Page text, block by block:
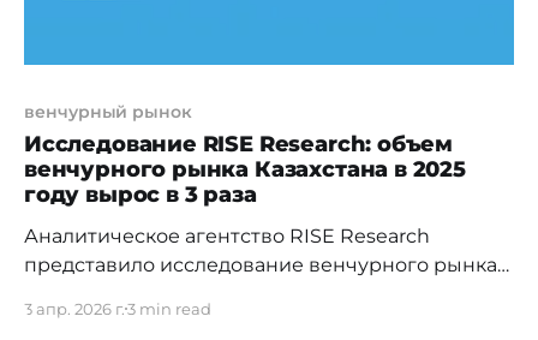
венчурный рынок
Исследование RISE Research: объем
венчурного рынка Казахстана в 2025
году вырос в 3 раза
Аналитическое агентство RISE Research
представило исследование венчурного рынка
анализ охватывает Казахстан, Узбекистан,
3 апр. 2026 г.3 min read